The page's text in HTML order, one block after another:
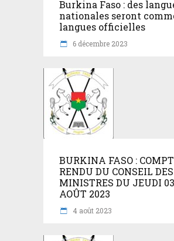
Burkina Faso : des
nationales seront
langues officielles
6 décembre 2023
BURKINA FASO :
RENDU DU CONSEIL DES
MINISTRES DU JEUDI 03
AOÛT 2023
4 août 2023